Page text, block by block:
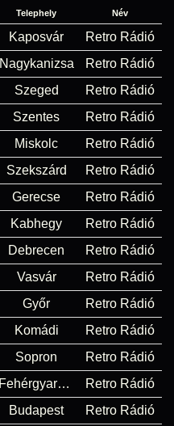
Telephely Név
Kaposvár
Retro Rádió
Nagykanizsa
Retro Rádió
Szeged
Retro Rádió
Szentes
Retro Rádió
Miskolc
Retro Rádió
Szekszárd
Retro Rádió
Gerecse
Retro Rádió
Kabhegy
Retro Rádió
Debrecen
Retro Rádió
Vasvár
Retro Rádió
Győr
Retro Rádió
Komádi
Retro Rádió
Sopron
Retro Rádió
Fehérgyarmat
Retro Rádió
Budapest Retro Rádió